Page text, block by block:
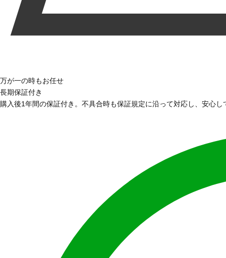
万が一の時もお任せ
長期保証付き
購入後1年間の保証付き。不具合時も保証規定に沿って対応し、安心